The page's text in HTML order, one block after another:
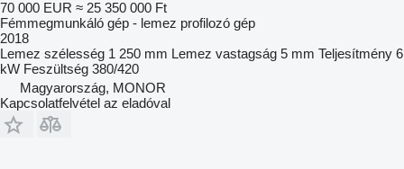
70 000 EUR ≈ 25 350 000 Ft
Fémmegmunkáló gép - lemez profilozó gép
2018
Lemez szélesség 1 250 mm Lemez vastagság 5 mm Teljesítmény 6
kW Feszültség 380/420
Magyarország, MONOR
Kapcsolatfelvétel az eladóval